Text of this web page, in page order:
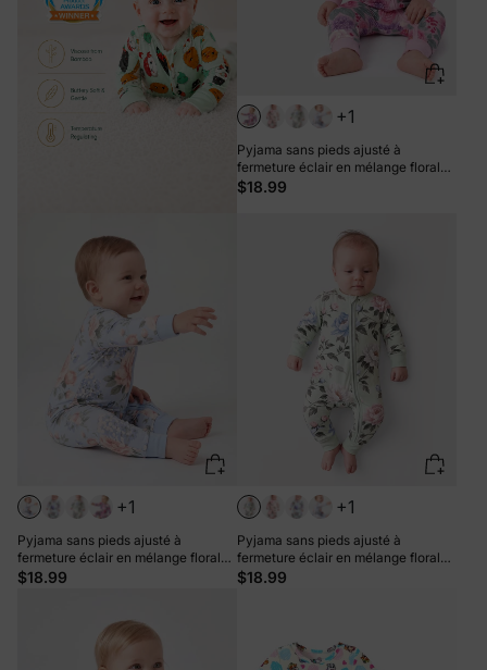
+1
Pyjama sans pieds ajusté à
fermeture éclair en mélange floral
neutre en bambou pour bébé, rose
$18.99
+1
Pyjama sans pieds ajusté à
fermeture éclair en mélange floral
neutre en bambou pour bébé, bleu
$18.99
+1
Pyjama sans pieds ajusté à
fermeture éclair en mélange floral
neutre en bambou pour bébé, vert
$18.99